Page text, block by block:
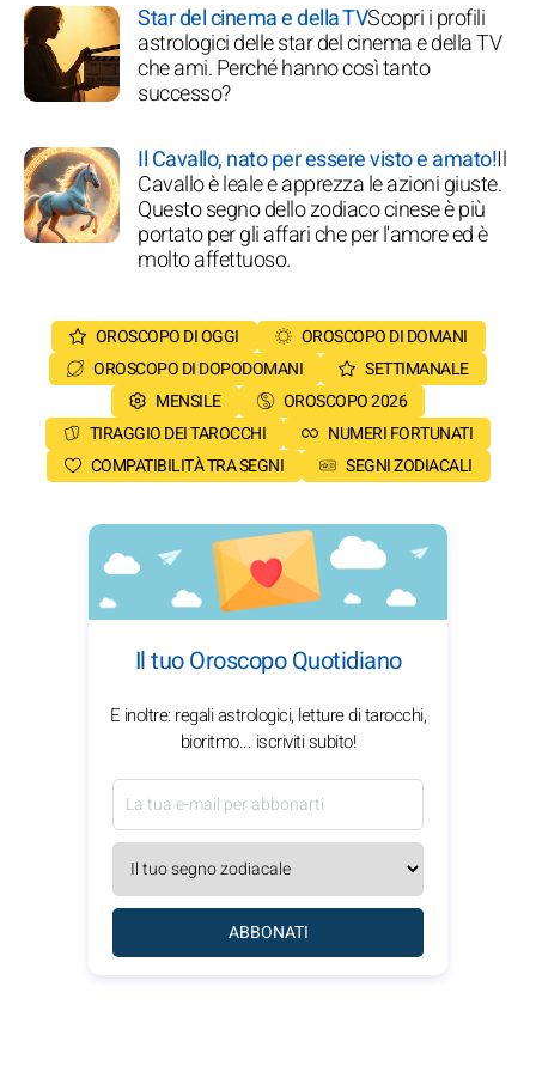
Star del cinema e della TVScopri i profili
astrologici delle star del cinema e della TV
che ami. Perché hanno così tanto
successo?
Il Cavallo, nato per essere visto e amato!Il
Cavallo è leale e apprezza le azioni giuste.
Questo segno dello zodiaco cinese è più
portato per gli affari che per l'amore ed è
molto affettuoso.
OROSCOPO DI OGGI
OROSCOPO DI DOMANI
OROSCOPO DI DOPODOMANI
SETTIMANALE
MENSILE
OROSCOPO 2026
TIRAGGIO DEI TAROCCHI
NUMERI FORTUNATI
COMPATIBILITÀ TRA SEGNI
SEGNI ZODIACALI
Il tuo Oroscopo Quotidiano
E inoltre: regali astrologici, letture di tarocchi,
bioritmo... iscriviti subito!
ABBONATI